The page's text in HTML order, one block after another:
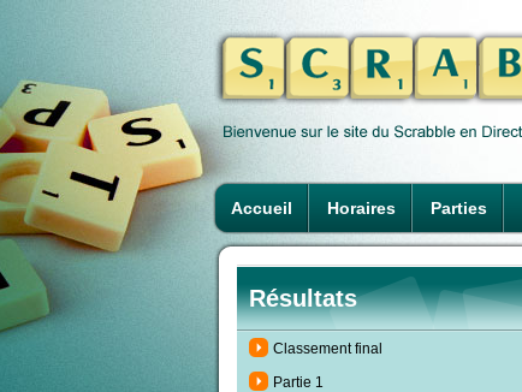
Accueil Horaires Parties
Résultats
Classement final
Partie 1